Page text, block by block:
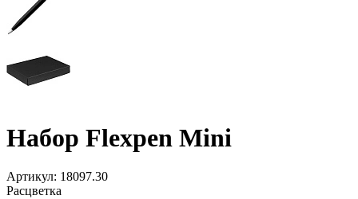
Набор Flexpen Mini
Артикул: 18097.30
Расцветка